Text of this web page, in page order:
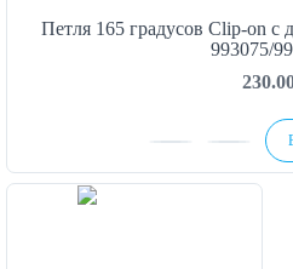
Петля 165 градусов Clip-on
993075/